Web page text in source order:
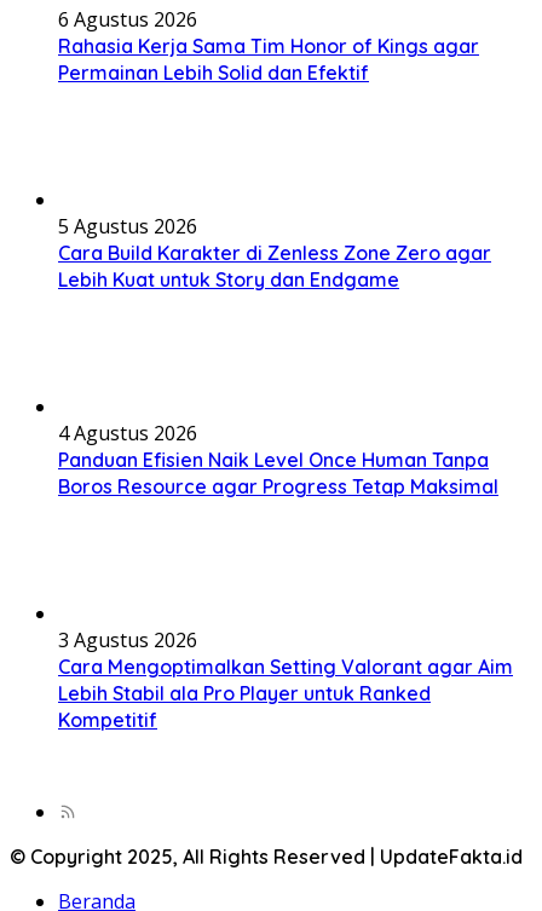
6 Agustus 2026
Rahasia Kerja Sama Tim Honor of Kings agar
Permainan Lebih Solid dan Efektif
5 Agustus 2026
Cara Build Karakter di Zenless Zone Zero agar
Lebih Kuat untuk Story dan Endgame
4 Agustus 2026
Panduan Efisien Naik Level Once Human Tanpa
Boros Resource agar Progress Tetap Maksimal
3 Agustus 2026
Cara Mengoptimalkan Setting Valorant agar Aim
Lebih Stabil ala Pro Player untuk Ranked
Kompetitif
© Copyright 2025, All Rights Reserved | UpdateFakta.id
Beranda